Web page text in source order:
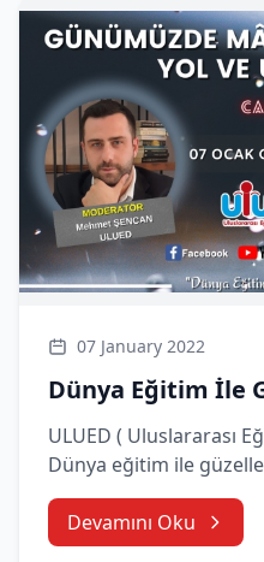
07 January 2022
Dünya Eğitim İle
ULUED ( Uluslararası
Dünya eğitim ile
Devamını Oku